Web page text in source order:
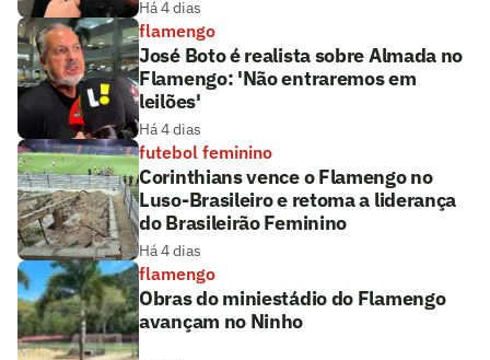
Há 4 dias
flamengo
José Boto é realista sobre Almada no
Flamengo: 'Não entraremos em
leilões'
Há 4 dias
futebol feminino
Corinthians vence o Flamengo no
Luso-Brasileiro e retoma a liderança
do Brasileirão Feminino
Há 4 dias
flamengo
Obras do miniestádio do Flamengo
avançam no Ninho